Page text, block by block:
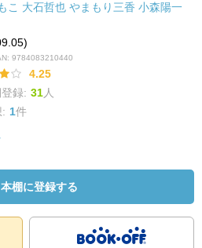
こ 大石哲也 やまもり三香 小森陽一
9784083210440
4.25
録: 31人
: 1件
本棚に登録する